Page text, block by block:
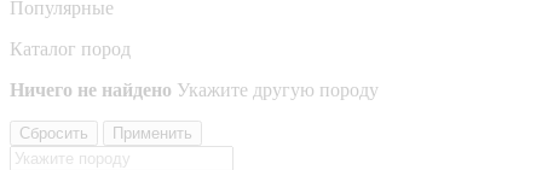
Популярные
Каталог пород
Ничего не найдено Укажите другую породу
Сбросить Применить